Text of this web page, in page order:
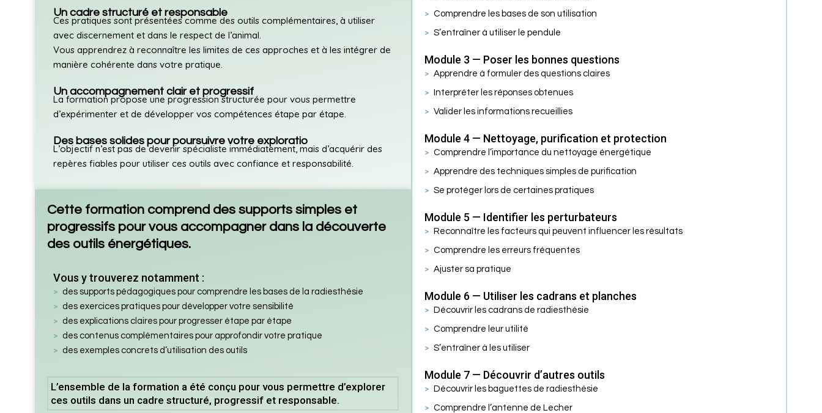
Comprendre les bases de son utilisation
S’entraîner à utiliser le pendule
Module 3 — Poser les bonnes questions
Apprendre à formuler des questions claires
Interpréter les réponses obtenues
Valider les informations recueillies
Module 4 — Nettoyage, purification et protection
Comprendre l’importance du nettoyage énergétique
Apprendre des techniques simples de purification
Se protéger lors de certaines pratiques
Module 5 — Identifier les perturbateurs
Reconnaître les facteurs qui peuvent influencer les résultats
Comprendre les erreurs fréquentes
Ajuster sa pratique
Module 6 — Utiliser les cadrans et planches
Découvrir les cadrans de radiesthésie
Comprendre leur utilité
S’entraîner à les utiliser
Module 7 — Découvrir d’autres outils
Découvrir les baguettes de radiesthésie
Comprendre l’antenne de Lecher
Un cadre structuré et responsable
Ces pratiques sont présentées comme des outils complémentaires, à utiliser
avec discernement et dans le respect de l’animal.
Vous apprendrez à reconnaître les limites de ces approches et à les intégrer de
manière cohérente dans votre pratique.
Un accompagnement clair et progressif
La formation propose une progression structurée pour vous permettre
d’expérimenter et de développer vos compétences étape par étape.
Des bases solides pour poursuivre votre exploratio
L’objectif n’est pas de devenir spécialiste immédiatement, mais d’acquérir des
repères fiables pour utiliser ces outils avec confiance et responsabilité.
Cette formation comprend des supports simples et
progressifs pour vous accompagner dans la découverte
des outils énergétiques.
Vous y trouverez notamment :
des supports pédagogiques pour comprendre les bases de la radiesthésie
des exercices pratiques pour développer votre sensibilité
des explications claires pour progresser étape par étape
des contenus complémentaires pour approfondir votre pratique
des exemples concrets d’utilisation des outils
L’ensemble de la formation a été conçu pour vous permettre d’explorer
ces outils dans un cadre structuré, progressif et responsable.